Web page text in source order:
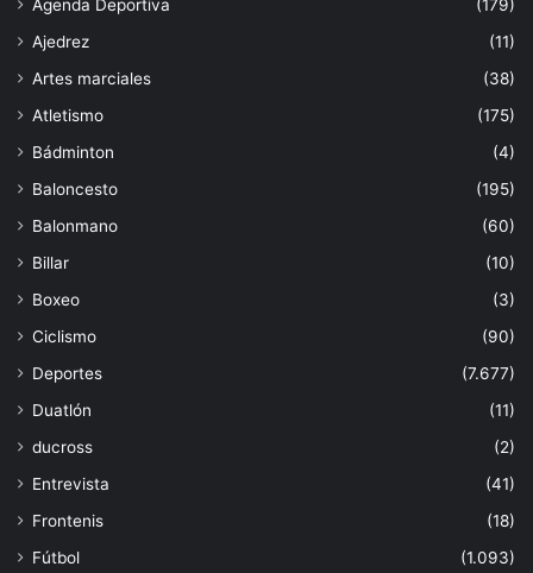
Agenda Deportiva
(179)
Ajedrez
(11)
Artes marciales
(38)
Atletismo
(175)
Bádminton
(4)
Baloncesto
(195)
Balonmano
(60)
Billar
(10)
Boxeo
(3)
Ciclismo
(90)
Deportes
(7.677)
Duatlón
(11)
ducross
(2)
Entrevista
(41)
Frontenis
(18)
Fútbol
(1.093)